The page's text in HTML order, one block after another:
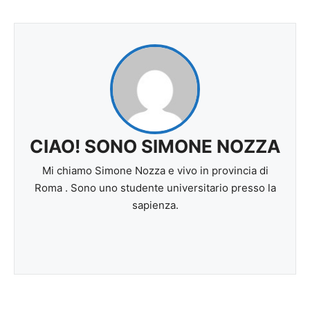
CIAO! SONO SIMONE NOZZA
Mi chiamo Simone Nozza e vivo in provincia di
Roma . Sono uno studente universitario presso la
sapienza.